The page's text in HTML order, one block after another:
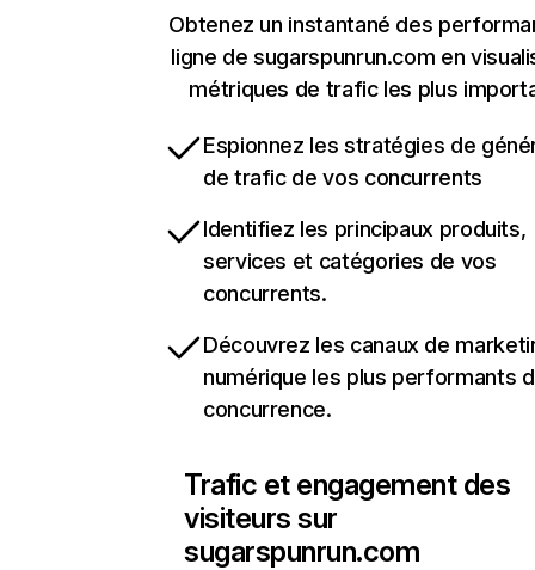
Obtenez un instantané des
ligne de sugarspunrun.com en
métriques de trafic les plus
Espionnez les stratégies de
de trafic de vos concurrents
Identifiez les principaux produits,
services et catégories de vos
concurrents.
Découvrez les canaux de
numérique les plus performants
concurrence.
Trafic et engagement des
visiteurs sur
sugarspunrun.com